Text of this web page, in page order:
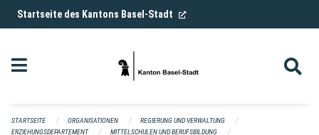
Navigation überspringen
Startseite des Kantons Basel-Stadt (External Link)
STARTSEITE ORGANISATIONEN
REGIERUNG UND VERWALTUNG
ERZIEHUNGSDEPARTEMENT
MITTELSCHULEN UND BERUFSBILDUNG